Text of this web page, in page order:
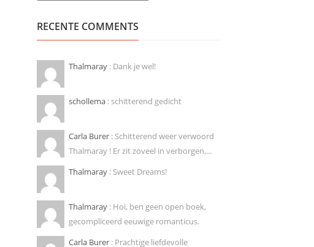
RECENTE COMMENTS
Thalmaray : Dank je wel!
schollema : schitterend gedicht
Carla Burer : Schitterend weer verwoord
Thalmaray ! Er zit zoveel in verborgen,...
Thalmaray : Sweet Dreams!
Thalmaray : Hoi, ben geen open boek,
gecompliceerd eeuwige romanticus.
Carla Burer : Prachtige liefdevolle